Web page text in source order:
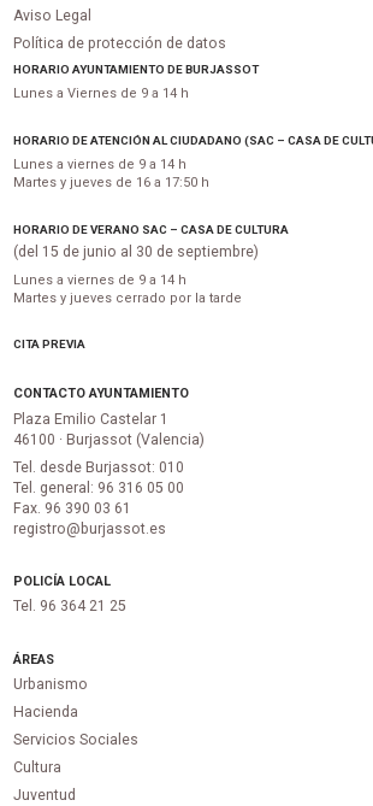
Aviso Legal
Política de protección de datos
HORARIO AYUNTAMIENTO DE BURJASSOT
Lunes a Viernes de 9 a 14 h
HORARIO DE ATENCIÓN AL CIUDADANO (SAC – CASA DE
Lunes a viernes de 9 a 14 h
Martes y jueves de 16 a 17:50 h
HORARIO DE VERANO SAC – CASA DE CULTURA
(del 15 de junio al 30 de septiembre)
Lunes a viernes de 9 a 14 h
Martes y jueves cerrado por la tarde
CITA PREVIA
CONTACTO AYUNTAMIENTO
Plaza Emilio Castelar 1
46100 · Burjassot (Valencia)
Tel. desde Burjassot: 010
Tel. general: 96 316 05 00
Fax. 96 390 03 61
registro@burjassot.es
POLICÍA LOCAL
Tel. 96 364 21 25
ÁREAS
Urbanismo
Hacienda
Servicios Sociales
Cultura
Juventud